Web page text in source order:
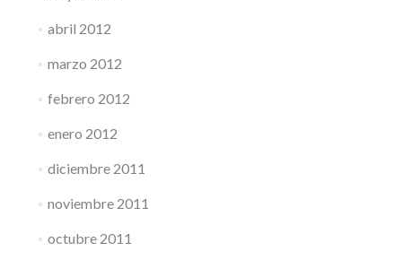
abril 2012
marzo 2012
febrero 2012
enero 2012
diciembre 2011
noviembre 2011
octubre 2011